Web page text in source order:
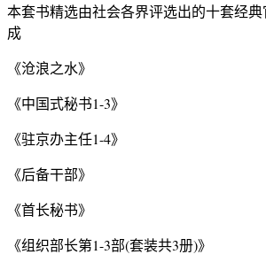
本套书精选由社会各界评选出的十套经
成
《沧浪之水》
《中国式秘书1-3》
《驻京办主任1-4》
《后备干部》
《首长秘书》
《组织部长第1-3部(套装共3册)》